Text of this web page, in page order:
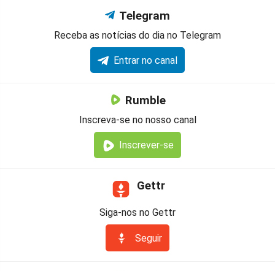
Telegram
Receba as notícias do dia no Telegram
Entrar no canal
Rumble
Inscreva-se no nosso canal
Inscrever-se
Gettr
Siga-nos no Gettr
Seguir